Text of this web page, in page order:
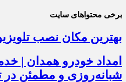
برخی محتواهای سایت
بهترین مکان نصب
امداد خودرو همدان |
شبانه‌روزی و مطمئن در